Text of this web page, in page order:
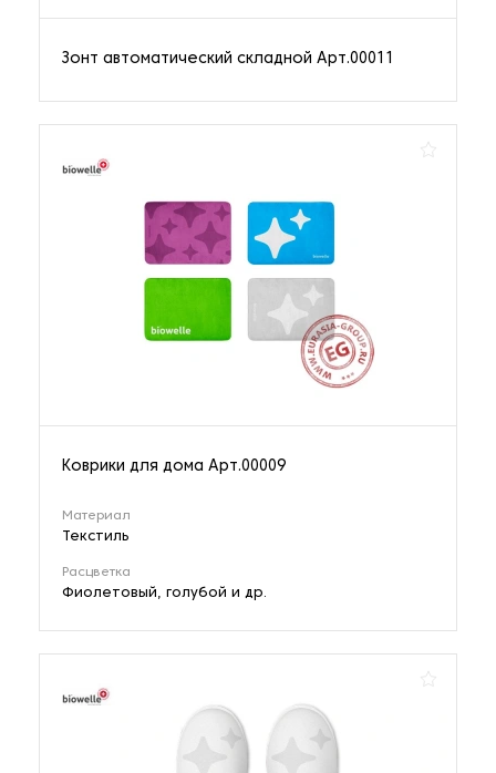
Зонт автоматический складной Арт.00011
Коврики для дома Арт.00009
Материал
Текстиль
Расцветка
Фиолетовый, голубой и др.